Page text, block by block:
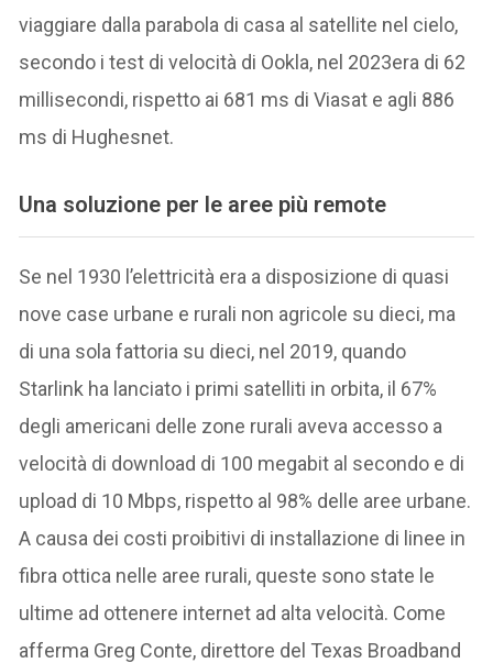
viaggiare dalla parabola di casa al satellite nel cielo,
secondo i test di velocità di Ookla, nel 2023era di 62
millisecondi, rispetto ai 681 ms di Viasat e agli 886
ms di Hughesnet.
Una soluzione per le aree più remote
Se nel 1930 l’elettricità era a disposizione di quasi
nove case urbane e rurali non agricole su dieci, ma
di una sola fattoria su dieci, nel 2019, quando
Starlink ha lanciato i primi satelliti in orbita, il 67%
degli americani delle zone rurali aveva accesso a
velocità di download di 100 megabit al secondo e di
upload di 10 Mbps, rispetto al 98% delle aree urbane.
A causa dei costi proibitivi di installazione di linee in
fibra ottica nelle aree rurali, queste sono state le
ultime ad ottenere internet ad alta velocità. Come
afferma Greg Conte, direttore del Texas Broadband